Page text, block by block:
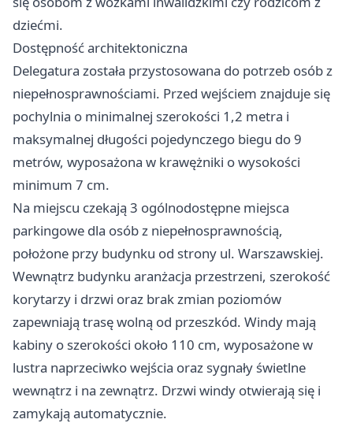
dziećmi.
Dostępność architektoniczna
Delegatura została przystosowana do potrzeb osób z
niepełnosprawnościami. Przed wejściem znajduje się
pochylnia o minimalnej szerokości 1,2 metra i
maksymalnej długości pojedynczego biegu do 9
metrów, wyposażona w krawężniki o wysokości
minimum 7 cm.
Na miejscu czekają 3 ogólnodostępne miejsca
parkingowe dla osób z niepełnosprawnością,
położone przy budynku od strony ul. Warszawskiej.
Wewnątrz budynku aranżacja przestrzeni, szerokość
korytarzy i drzwi oraz brak zmian poziomów
zapewniają trasę wolną od przeszkód. Windy mają
kabiny o szerokości około 110 cm, wyposażone w
lustra naprzeciwko wejścia oraz sygnały świetlne
wewnątrz i na zewnątrz. Drzwi windy otwierają się i
zamykają automatycznie.